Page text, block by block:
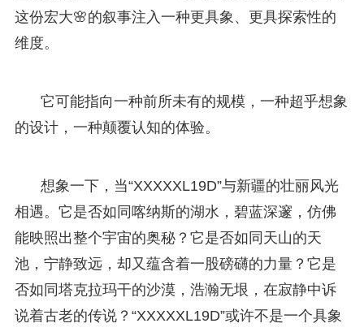
这份宏大🌸的叙事注入一种更具象、更具探索性的
维度。
它可能指向一种前所未有的规模，一种超乎想象
的设计，一种颠覆认知的体验。
想象一下，当“XXXXXL19D”与新疆的壮丽风光
相遇。它是否如同喀纳斯的湖水，碧蓝深邃，仿佛
能映照出整个宇宙的奥秘？它是否如同天山的天
池，宁静致远，却又蕴含着一股磅礴的力量？它是
否如同塔克拉玛干的沙漠，浩瀚无垠，在寂静中诉
说着古老的传说？“XXXXXL19D”或许不是一个具象